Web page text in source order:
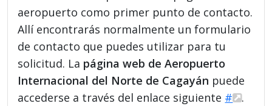
aeropuerto como primer punto de contacto.
Allí encontrarás normalmente un formulario
de contacto que puedes utilizar para tu
solicitud. La página web de Aeropuerto
Internacional del Norte de Cagayán puede
accederse a través del enlace siguiente #
.